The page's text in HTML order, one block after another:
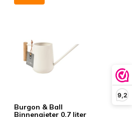
9,2
Burgon & Ball
Binnengieter 0,7 liter